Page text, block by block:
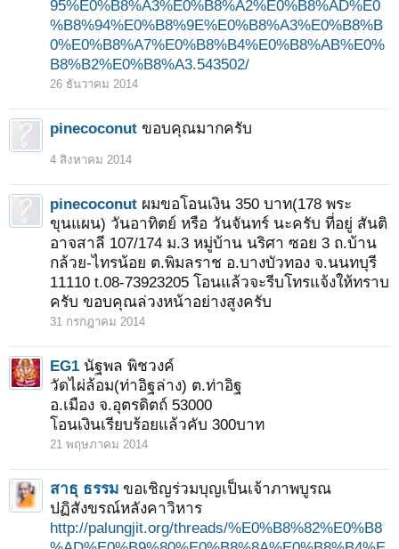
95%E0%B8%A3%E0%B8%A2%E0%B8%AD%E0
%B8%94%E0%B8%9E%E0%B8%A3%E0%B8%B
0%E0%B8%A7%E0%B8%B4%E0%B8%AB%E0%
B8%B2%E0%B8%A3.543502/
26 ธันวาคม 2014
pinecoconut ขอบคุณมากครับ
4 สิงหาคม 2014
pinecoconut ผมขอโอนเงิน 350 บาท(178 พระ
ขุนแผน) วันอาทิตย์ หรือ วันจันทร์ นะครับ ที่อยู่ สันติ
อาจสาลี 107/174 ม.3 หมู่บ้าน นริศา ซอย 3 ถ.บ้าน
กล้วย-ไทรน้อย ต.พิมลราช อ.บางบัวทอง จ.นนทบุรี
11110 t.08-73923205 โอนแล้วจะรีบโทรแจ้งให้ทราบ
ครับ ขอบคุณล่วงหน้าอย่างสูงครับ
31 กรกฎาคม 2014
EG1 นัฐพล พิชวงค์
วัดไผ่ล้อม(ท่าอิฐล่าง) ต.ท่าอิฐ
อ.เมือง จ.อุตรดิตถ์ 53000
โอนเงินเรียบร้อยแล้วคับ 300บาท
21 พฤษภาคม 2014
สาธุ ธรรม ขอเชิญร่วมบุญเป็นเจ้าภาพบูรณ
ปฏิสังขรณ์หลังคาวิหาร
http://palungjit.org/threads/%E0%B8%82%E0%B8
1 2 ถัดไป >